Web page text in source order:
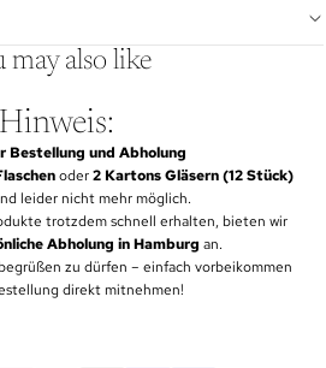
may also like
Hinweis:
Bestellung und Abholung
oder2 Kartons Gläsern (12 Stück)
leider nicht mehr möglich.
trotzdem schnell erhalten, bieten wir
Abholung in Hamburg an.
zu dürfen – einfach vorbeikommen
direkt mitnehmen!